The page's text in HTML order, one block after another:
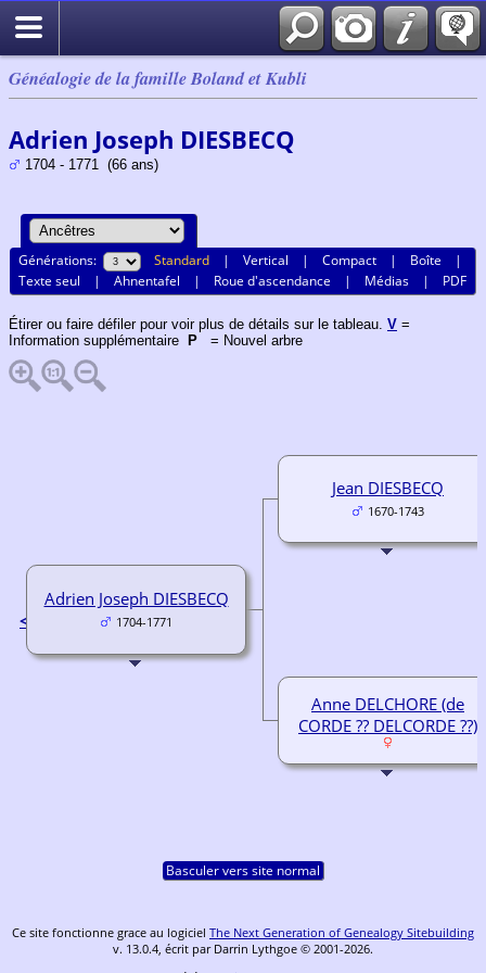
Généalogie de la famille Boland et Kubli
Adrien Joseph DIESBECQ
1704 - 1771 (66 ans)
Générations: Standard |Vertical |Compact | Boîte |
Texte seul |Ahnentafel | Roue d'ascendance | Médias | PDF
Étirer ou faire défiler pour voir plus de détails sur le tableau. V =
Information supplémentaire
P = Nouvel arbre
<
Adrien Joseph DIESBECQ
1704-1771
Jean DIESBECQ
1670-1743
Anne DELCHORE (de
CORDE ?? DELCORDE ??)
Basculer vers site normal
Ce site fonctionne grace au logiciel The Next Generation of Genealogy Sitebuilding
v. 13.0.4, écrit par Darrin Lythgoe © 2001-2026.